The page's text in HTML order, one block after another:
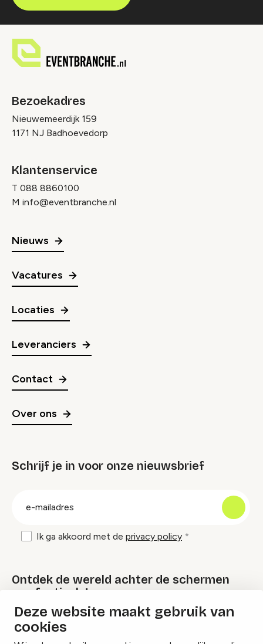
Deze website maakt gebruik van
cookies
Bezoekadres
Nieuwemeerdijk 159
1171 NJ Badhoevedorp
Klantenservice
T 088 8860100
M info@eventbranche.nl
Nieuws
Vacatures
Locaties
Leveranciers
Contact
Over ons
Schrijf je in voor onze nieuwsbrief
Ik ga akkoord met de privacy policy
Ontdek de wereld achter de schermen
van festivals!
Lees onze Festival Specials